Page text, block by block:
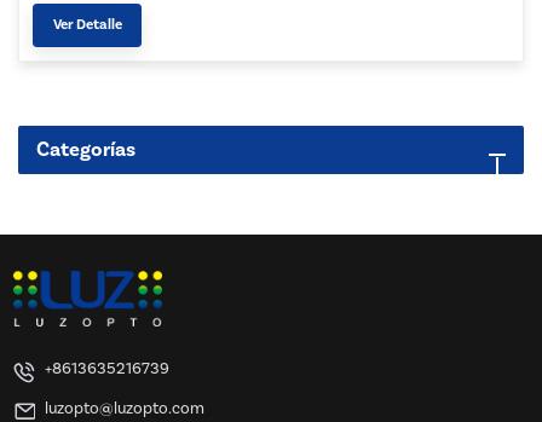
Ver Detalle
Categorías
+8613635216739
luzopto@luzopto.com